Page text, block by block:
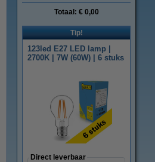
Totaal: € 0,00
Tip!
123led E27 LED lamp |
2700K | 7W (60W) | 6 stuks
Direct leverbaar